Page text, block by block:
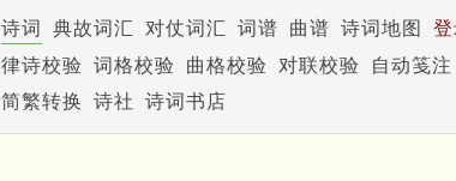
诗词 典故词汇 对仗词汇 词谱 曲谱 诗词地图
律诗校验 词格校验 曲格校验 对联校验
自动笺注
简繁转换 诗社 诗词书店